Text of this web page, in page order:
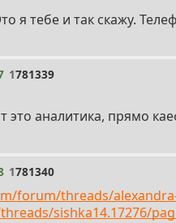
я тебе и так скажу.
1781339
это аналитика, прямо
1781340
forum/threads/
sishka14.17276/